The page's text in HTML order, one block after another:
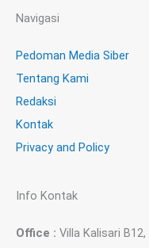
Navigasi
Pedoman Media Siber
Tentang Kami
Redaksi
Kontak
Privacy and Policy
Info Kontak
Office : Villa Kalisari